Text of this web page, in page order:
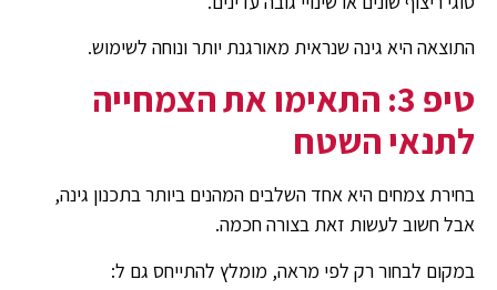
התוצאה היא גינה שנראית מאורגנת יותר ונוחה לשימוש.
טיפ 3: התאימו את הצמחייה
לתנאי השטח
בחירת צמחים היא אחד השלבים המהנים ביותר בתכנון גינה,
אבל חשוב לעשות זאת בצורה חכמה.
במקום לבחור רק לפי מראה, מומלץ להתייחס גם ל: